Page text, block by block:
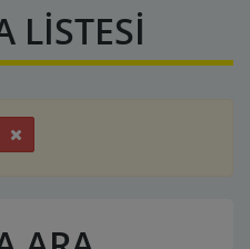
LİSTESİ